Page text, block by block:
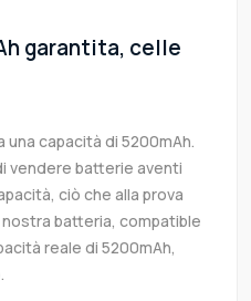
garantita, celle
una capacità di 5200mAh.
vendere batterie aventi
ciò che alla prova
batteria, compatible
reale di 5200mAh,